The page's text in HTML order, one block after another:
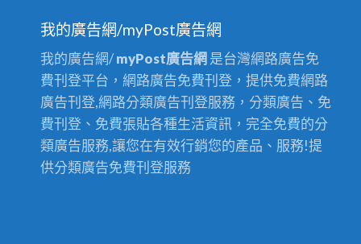
我的廣告網/myPost廣告網
我的廣告網/myPost廣告網 是台灣網路廣告免
費刊登平台，網路廣告免費刊登，提供免費網路
廣告刊登,網路分類廣告刊登服務，分類廣告、免
費刊登、免費張貼各種生活資訊，完全免費的分
類廣告服務,讓您在有效行銷您的產品、服務!提
供分類廣告免費刊登服務